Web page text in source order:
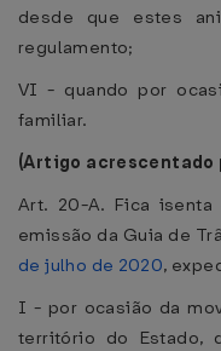
desde que estes
regulamento;
VI - quando por
familiar.
(Artigo acrescentado
Art. 20-A. Fica isenta
emissão da Guia de
de julho de 2020,
I - por ocasião da
território do Estado,